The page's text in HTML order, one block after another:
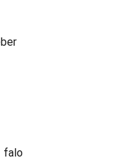
falo